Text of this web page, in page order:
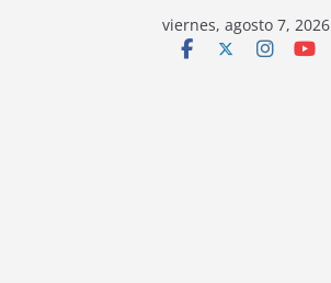
viernes, agosto 7, 2026